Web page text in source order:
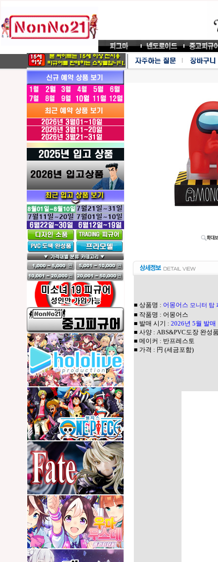
■ 상품명 : 어몽어스 모니터 탑
■ 작품명 : 어몽어스
■ 발매 시기 : 2026년 5월 발매
■ 사양 : ABS&PVC도장 완성
■ 메이커 : 반프레스토
■ 가격 : 円 (세금포함)